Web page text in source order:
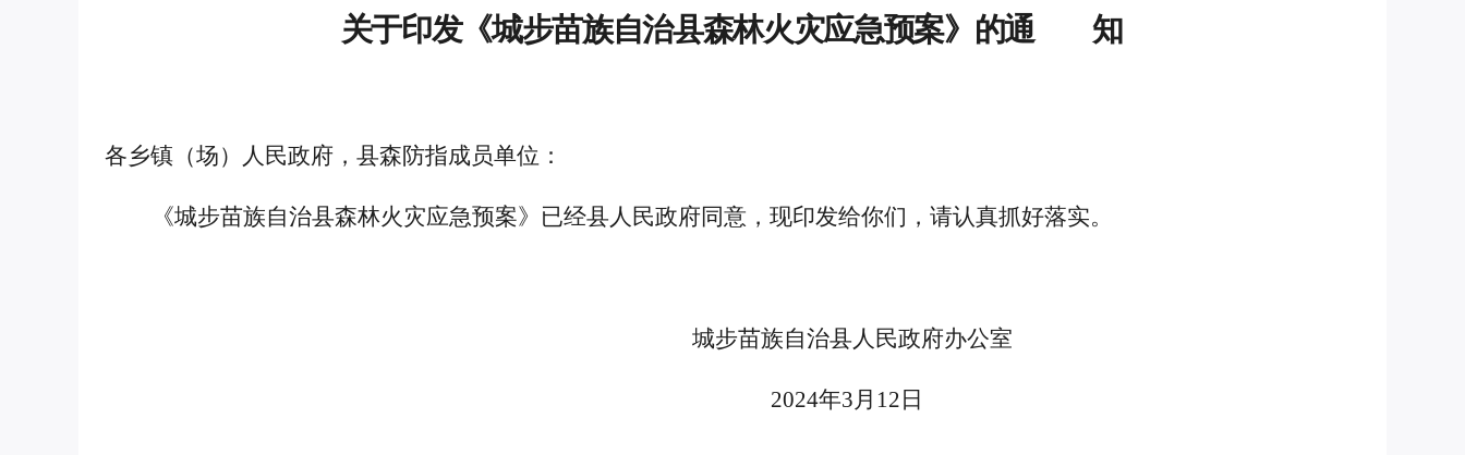
关于印发《城步苗族自治县森林火灾应急预案》的通 知
各乡镇（场）人民政府，县森防指成员单位：
《城步苗族自治县森林火灾应急预案》已经县人民政府同意，现印发给你们，请认真抓好落实。
城步苗族自治县人民政府办公室
2024年3月12日